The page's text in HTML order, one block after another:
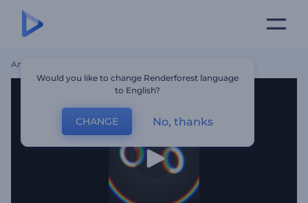
Ana Sayfa
Would you like to change Renderforest language
to English?
CHANGE No, thanks